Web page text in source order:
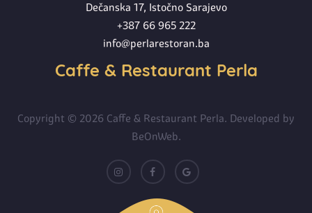
Dečanska 17, Istočno Sarajevo
+387 66 965 222
info@perlarestoran.ba
Caffe & Restaurant Perla
Copyright © 2026 Caffe & Restaurant Perla. Developed by
BeOnWeb.